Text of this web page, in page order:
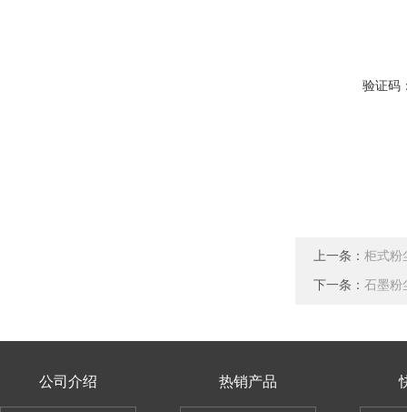
验证码
上一条： 柜式粉
下一条： 石墨粉
公司介绍 热销产品